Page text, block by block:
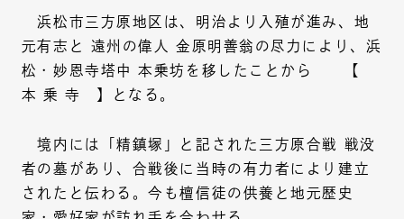
浜松市三方原地区は、明治より入殖が進み、地
元有志と 遠州の偉人 金原明善翁の尽力により、浜
松・妙恩寺塔中 本乗坊を移したことから 【
本 乗 寺 】となる。
境内には「精鎮塚」と記された三方原合戦 戦没
者の墓があり、合戦後に当時の有力者により建立
されたと伝わる。今も檀信徒の供養と地元歴史